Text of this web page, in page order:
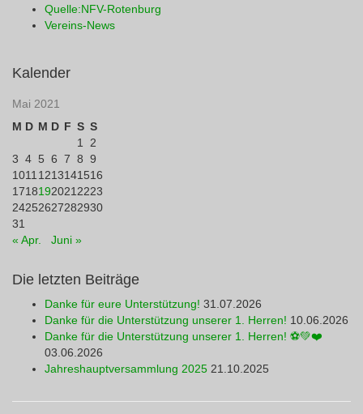
Quelle:NFV-Rotenburg
Vereins-News
Kalender
Mai 2021
M D M D F S S
1
2
3 4 5 6 7 8 9
1011 1213141516
1718192021 2223
24252627282930
31
« Apr.
Juni »
Die letzten Beiträge
Danke für eure Unterstützung! 31.07.2026
Danke für die Unterstützung unserer 1. Herren! 10.06.2026
Danke für die Unterstützung unserer 1. Herren! ⚽💚❤️
03.06.2026
Jahreshauptversammlung 2025 21.10.2025